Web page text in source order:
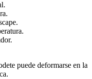
puede deformarse en la